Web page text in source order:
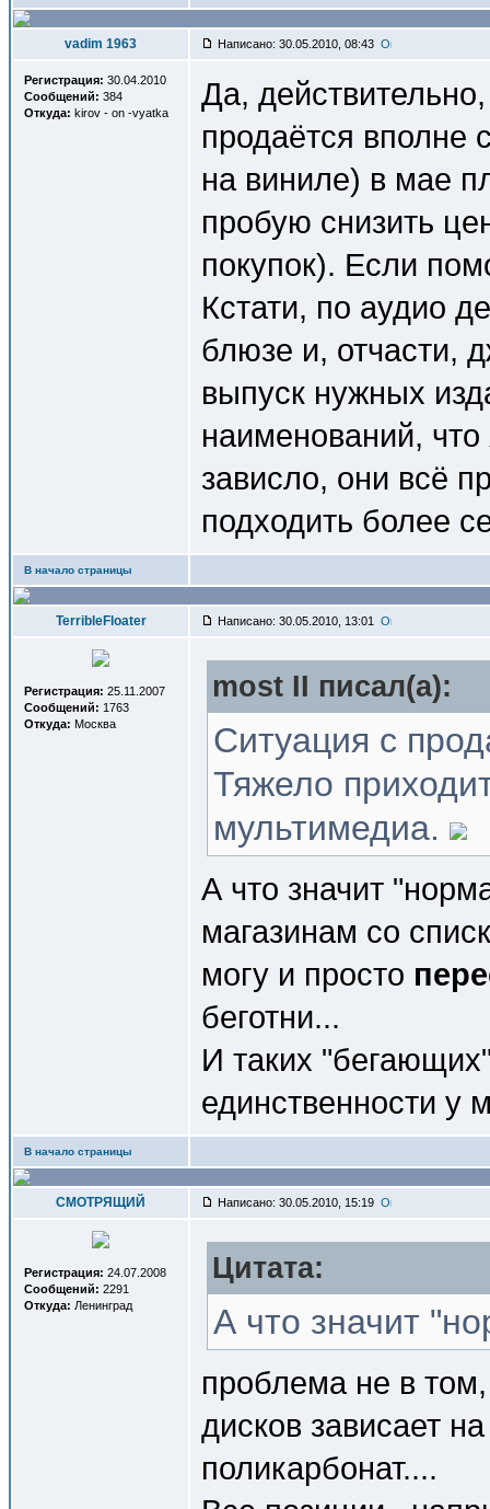
vadim 1963 Написано: 30.05.2010, 08:43
Регистрация: 30.04.2010
Сообщений: 384
Откуда: kirov - on -vyatka
Да,
продаётся вполне
на виниле) в мае
пробую снизить
покупок). Если
Кстати, по аудио
блюзе и, отчасти,
выпуск нужных
наименований,
зависло, они всё
подходить более
В начало страницы
TerribleFloater Написано: 30.05.2010, 13:01
Регистрация: 25.11.2007
Сообщений: 1763
Откуда: Москва
most II писал(a):
Ситуация с
Тяжело
мультимедиа.
А что значит
магазинам со
могу и просто
беготни...
И таких
единственности у
В начало страницы
СМОТРЯЩИЙ Написано: 30.05.2010, 15:19
Регистрация: 24.07.2008
Сообщений: 2291
Откуда: Ленинград
Цитата:
А что значит
проблема не в
дисков зависает
поликарбонат....